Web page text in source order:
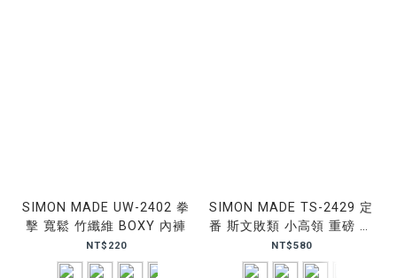
SIMON MADE UW-2402 拳
擊 寬鬆 竹纖維 BOXY 內褲
NT$220
SIMON MADE TS-2429 定
番 斯文敗類 小高領 重磅 刺
繡 短T
NT$580